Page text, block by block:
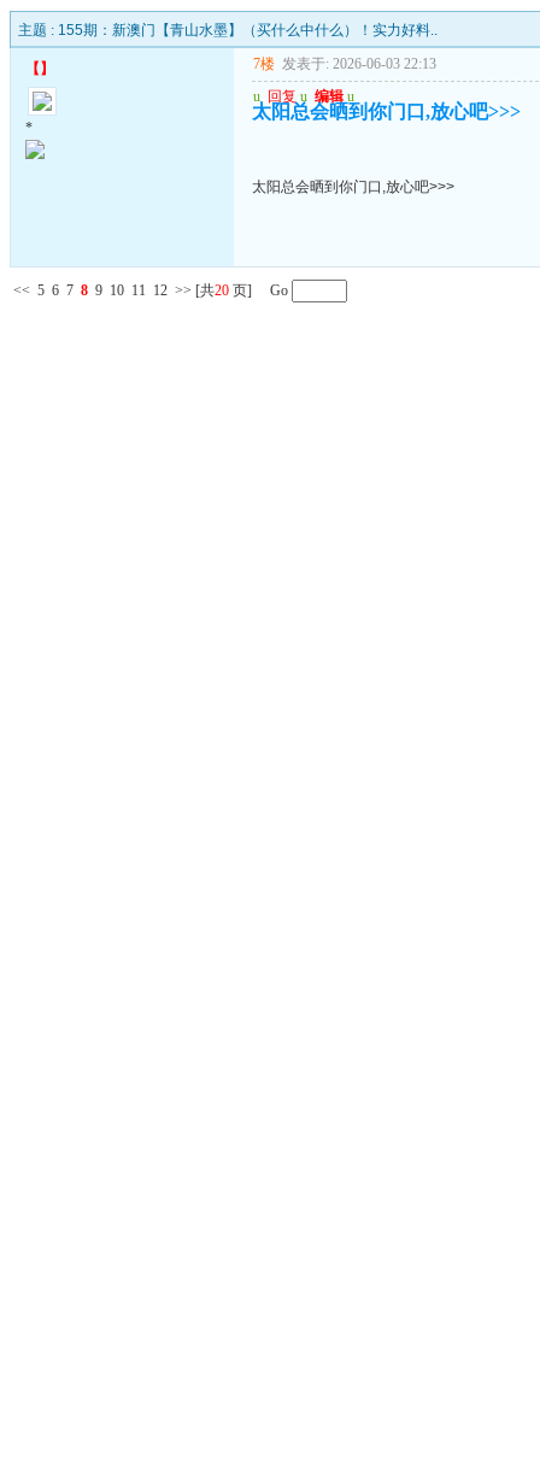
主题 : 155期：新澳门【青山水墨】（买什么中什么）！实力好料..
【 】
*
7楼 发表于: 2026-06-03 22:13
u 回复 u 编辑 u
太阳总会晒到你门口,放心吧>>>
太阳总会晒到你门口,放心吧>>>
<< 5 6 7 8 9 10 11 12 >> [共20 页] Go